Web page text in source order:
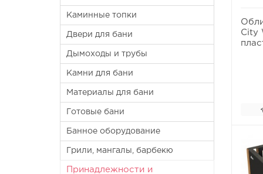
Каминные топки
Двери для бани
Дымоходы и трубы
Камни для бани
Материалы для бани
Готовые бани
Банное оборудование
Грили, мангалы, барбекю
Принадлежности и
City